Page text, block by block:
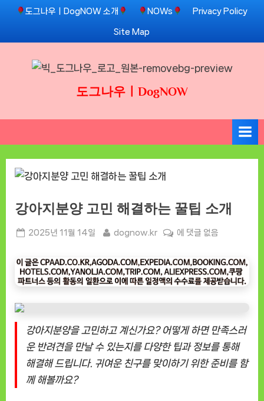
Skip
content
도그나우ㅣDogNOW 소개 NOWs Privacy Policy
Site Map
도그나우ㅣDogNOW
강아지분양 고민 해결하는 꿀팁 소개
Posted
2025년 11월 14일 By
dognow.kr
강
지
분
양
해
결
하
에 댓글 없음
강아지분양을 고민하고 계신가요? 어떻게 하면 만족스러
운 반려견을 만날 수 있는지를 다양한 팁과 정보를 통해
해결해 드립니다. 귀여운 친구를 맞이하기 위한 준비를 함
께 해볼까요?